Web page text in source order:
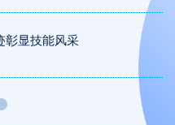
彰显技能风采